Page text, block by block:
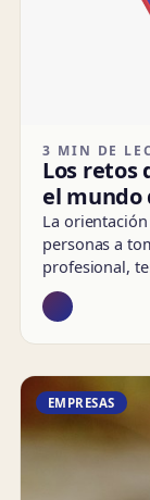
3 MIN DE
Los retos
el
La
personas a
profesional,
EMPRESAS